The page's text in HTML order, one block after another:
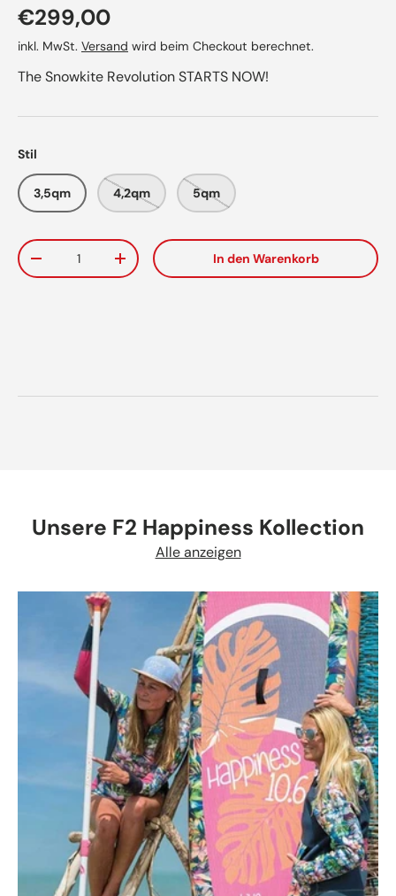
Normaler Preis
€299,00
inkl. MwSt. Versand wird beim Checkout berechnet.
The Snowkite Revolution STARTS NOW!
Stil
3,5qm 4,2qm 5qm
Anzahl
Menge verringernMenge erhöhen In den Warenkorb
Unsere F2 Happiness Kollection
Alle anzeigen